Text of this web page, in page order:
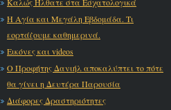
Η Αγία και Μεγάλη Εβδομάδα. Τι
εορτάζουμε καθημερινά.
Εικόνες και videos
Ο Προφήτης Δανιήλ αποκαλύπτει το πότε
θα γίνει η Δευτέρα Παρουσία
Διάφορες Δραστηριότητες